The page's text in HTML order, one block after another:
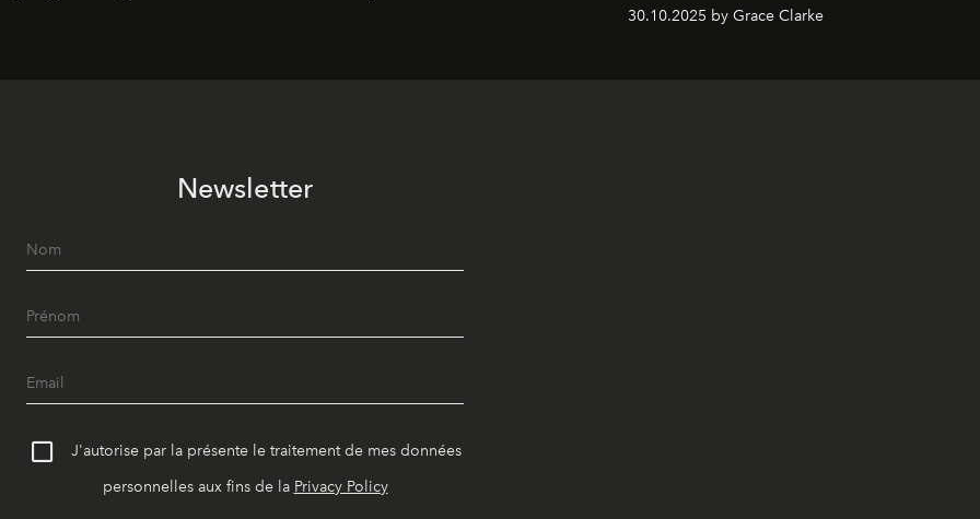
30.10.2025 by Grace Clarke
Newsletter
J'autorise par la présente le traitement de mes données
personnelles aux fins de la Privacy Policy